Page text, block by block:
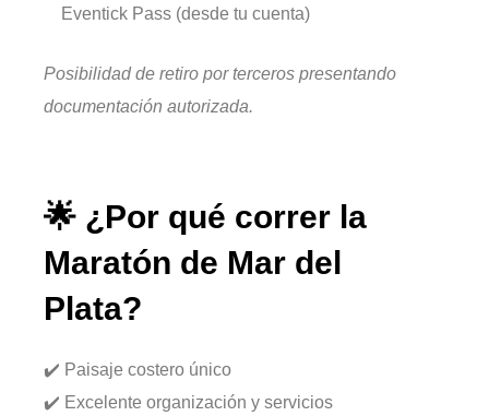
Eventick Pass (desde tu cuenta)
Posibilidad de retiro por terceros presentando
documentación autorizada.
🌟 ¿Por qué correr la
Maratón de Mar del
Plata?
✔️ Paisaje costero único
✔️ Excelente organización y servicios